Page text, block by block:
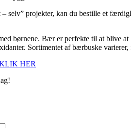
selv” projekter, kan du bestille et
børnene. Bær er perfekte til at blive
Sortimentet af bærbuske varierer,
KLIK HER